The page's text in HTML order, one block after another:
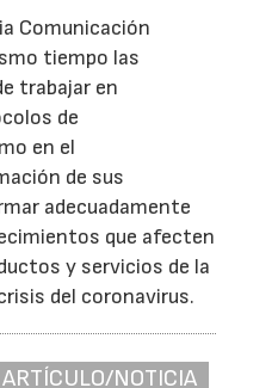
Comunicación
tiempo las
trabajar en
de
en el
de sus
adecuadamente
que afecten
y servicios de la
del coronavirus.
NOTICIA